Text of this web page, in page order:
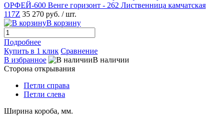
ОРФЕЙ-600 Венге горизонт - 262 Лиственница камчатская
117Z 35 270 руб. / шт.
В корзину
Подробнее
Купить в 1 клик Сравнение
В избранное
В наличии
Сторона открывания
Петли справа
Петли слева
Ширина короба, мм.